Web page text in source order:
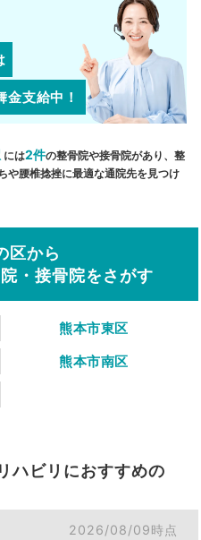
金支給中！
には2件の整骨院や接骨院があり、整
や腰椎捻挫に最適な通院先を見つけ
区から
・接骨院をさがす
熊本市東区
熊本市南区
ハビリにおすすめの
2026/08/09時点